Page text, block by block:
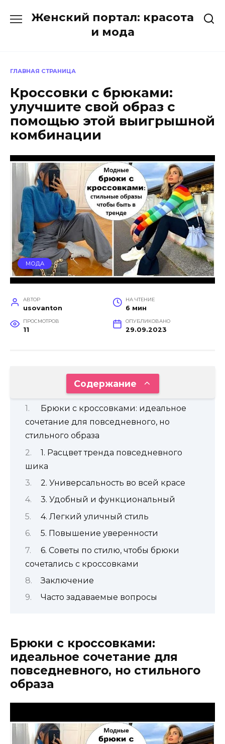
Женский портал: красота
и мода
ГЛАВНАЯ СТРАНИЦА
Кроссовки с брюками:
улучшите свой образ с
помощью этой выигрышной
комбинации
МОДА
АВТОР
usovanton
НА ЧТЕНИЕ
6 мин
ПРОСМОТРОВ
11
ОПУБЛИКОВАНО
29.09.2023
Содержание
Брюки с кроссовками: идеальное
сочетание для повседневного, но
стильного образа
1. Расцвет тренда повседневного
шика
2. Универсальность во всей красе
3. Удобный и функциональный
4. Легкий уличный стиль
5. Повышение уверенности
6. Советы по стилю, чтобы брюки
сочетались с кроссовками
Заключение
Часто задаваемые вопросы
Брюки с кроссовками:
идеальное сочетание для
повседневного, но стильного
образа